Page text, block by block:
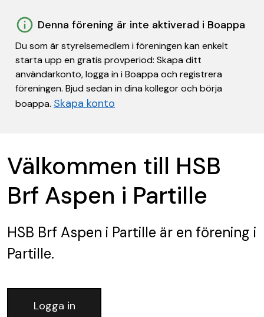
Denna förening är inte aktiverad i Boappa
Du som är styrelsemedlem i föreningen kan enkelt
starta upp en gratis provperiod: Skapa ditt
användarkonto, logga in i Boappa och registrera
föreningen. Bjud sedan in dina kollegor och börja
boappa. Skapa konto
Välkommen till HSB
Brf Aspen i Partille
HSB Brf Aspen i Partille är en förening i
Partille.
Logga in